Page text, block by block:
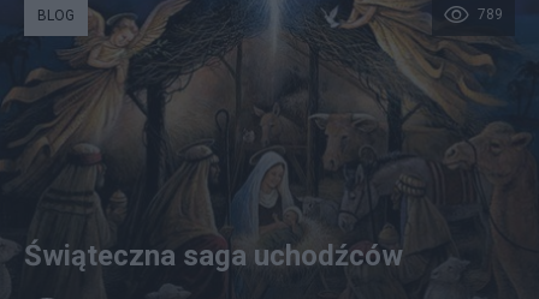
789
BLOG
Świąteczna saga uchodźców